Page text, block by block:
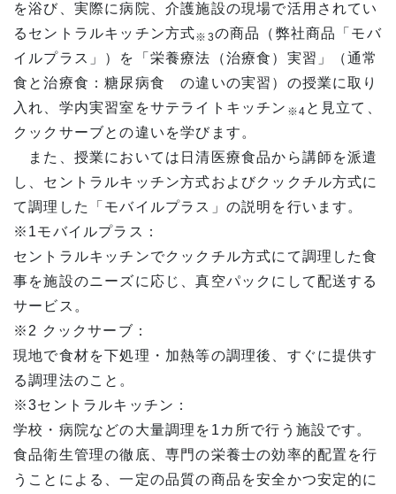
を浴び、実際に病院、介護施設の現場で活用されてい
るセントラルキッチン方式※3の商品（弊社商品「モバ
イルプラス」）を「栄養療法（治療食）実習」（通常
食と治療食：糖尿病食 の違いの実習）の授業に取り
入れ、学内実習室をサテライトキッチン ※4 と見立て、
クックサーブとの違いを学びます。
また、授業においては日清医療食品から講師を派遣
し、セントラルキッチン方式およびクックチル方式に
て調理した「モバイルプラス」の説明を行います。
※1モバイルプラス：
セントラルキッチンでクックチル方式にて調理した食
事を施設のニーズに応じ、真空パックにして配送する
サービス。
※2 クックサーブ：
現地で食材を下処理・加熱等の調理後、すぐに提供す
る調理法のこと。
※3セントラルキッチン：
学校・病院などの大量調理を1カ所で行う施設です。
食品衛生管理の徹底、専門の栄養士の効率的配置を行
うことによる、一定の品質の商品を安全かつ安定的に